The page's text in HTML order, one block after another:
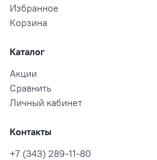
Избранное
Корзина
Каталог
Акции
Сравнить
Личный кабинет
Контакты
+7 (343) 289-11-80